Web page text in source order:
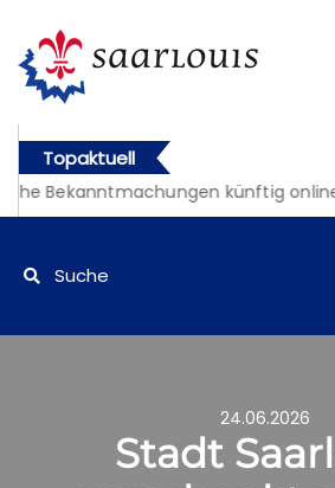
Topaktuell
Bekanntmachungen künftig
24.06.2026
Stadt